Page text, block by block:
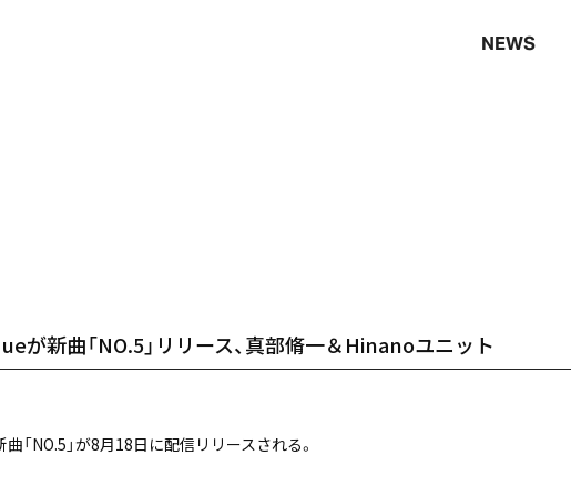
NEWS
新曲「NO.5」リリース、真部脩一＆Hinanoユニット
「NO.5」が8月18日に配信リリースされる。